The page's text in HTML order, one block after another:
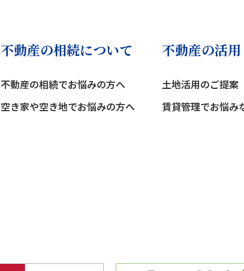
不動産の相続について
不動産の相続でお悩みの方へ
空き家や空き地でお悩みの方へ
不動産の活
土地活用のご提案
賃貸管理でお悩み